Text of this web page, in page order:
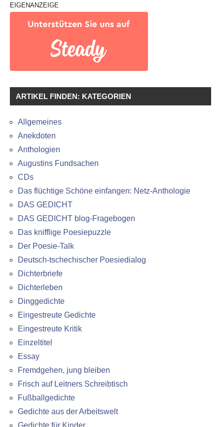
EIGENANZEIGE
ARTIKEL FINDEN: KATEGORIEN
Allgemeines
Anekdoten
Anthologien
Augustins Fundsachen
CDs
Das flüchtige Schöne einfangen: Netz-Anthologie
DAS GEDICHT
DAS GEDICHT blog-Fragebogen
Das knifflige Poesiepuzzle
Der Poesie-Talk
Deutsch-tschechischer Poesiedialog
Dichterbriefe
Dichterleben
Dinggedichte
Eingestreute Gedichte
Eingestreute Kritik
Einzeltitel
Essay
Fremdgehen, jung bleiben
Frisch auf Leitners Schreibtisch
Fußballgedichte
Gedichte aus der Arbeitswelt
Gedichte für Kinder